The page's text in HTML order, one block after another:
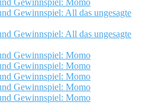
Gewinnspiel: Momo
Gewinnspiel: All das ungesagte
Gewinnspiel: All das ungesagte
Gewinnspiel: Momo
Gewinnspiel: Momo
Gewinnspiel: Momo
Gewinnspiel: Momo
Gewinnspiel: Momo